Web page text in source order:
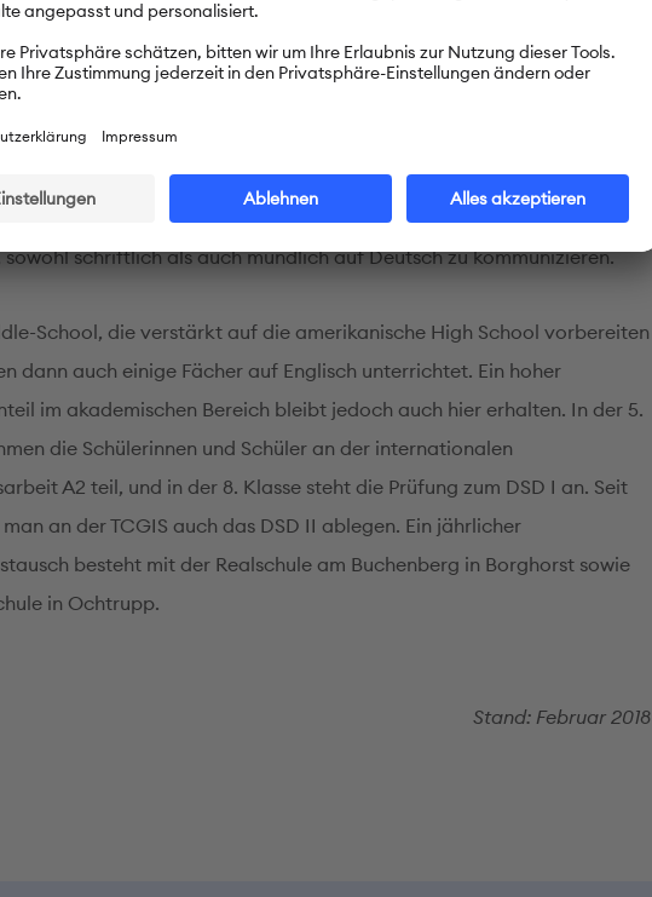
für die deutsche Sprache zu legen. Hierzu werden die Fächer
Lesen, Schreiben, Wissenschaft und Menuk (Menschen, Natur, Kultur)
unterrichtet. Das ‚Responsive Classroom’-Prinzip sorgt dafür, dass
Schülerschaft gemeinsam eine soziale und akademische
aufbauen, die ein besseres gemeinsames Lernen und Arbeiten
Am Ende der Grundschule sollen alle Schülerinnen und Schüler in der
sowohl schriftlich als auch mündlich auf Deutsch zu kommunizieren.
School, die verstärkt auf die amerikanische High School vorbereiten
dann auch einige Fächer auf Englisch unterrichtet. Ein hoher
im akademischen Bereich bleibt jedoch auch hier erhalten. In der 5.
die Schülerinnen und Schüler an der internationalen
A2 teil, und in der 8. Klasse steht die Prüfung zum DSD I an. Seit
man an der TCGIS auch das DSD II ablegen. Ein jährlicher
besteht mit der Realschule am Buchenberg in Borghorst sowie
in Ochtrupp.
Stand: Februar 2018